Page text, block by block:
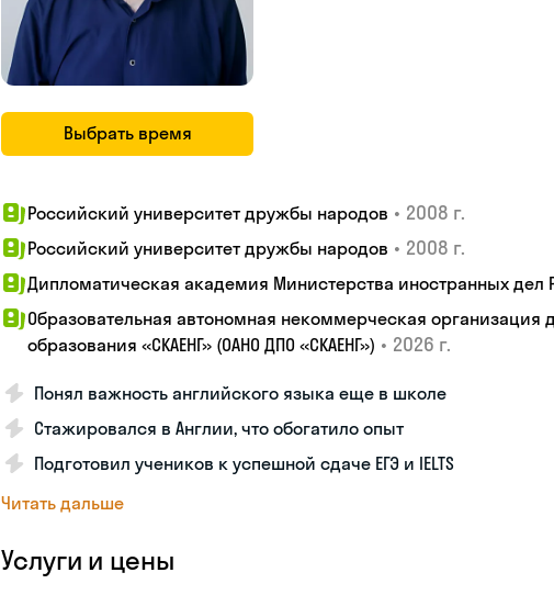
Выбрать время
Российский университет дружбы народов • 2008 г.
Российский университет дружбы народов • 2008 г.
Дипломатическая академия Министерства иностранных
Образовательная автономная некоммерческая организация
образования «СКАЕНГ» (ОАНО ДПО «СКАЕНГ») • 2026 г.
Понял важность английского языка еще в школе
Стажировался в Англии, что обогатило опыт
Подготовил учеников к успешной сдаче ЕГЭ и IELTS
Читать дальше
Услуги и цены